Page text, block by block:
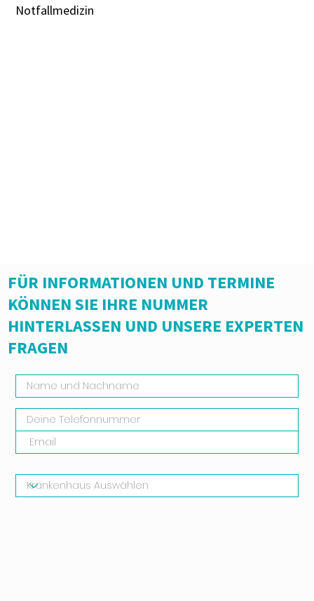
FÜR INFORMATIONEN UND TERMINE
KÖNNEN SIE IHRE NUMMER
HINTERLASSEN UND UNSERE EXPERTEN
FRAGEN
Notfallmedizin